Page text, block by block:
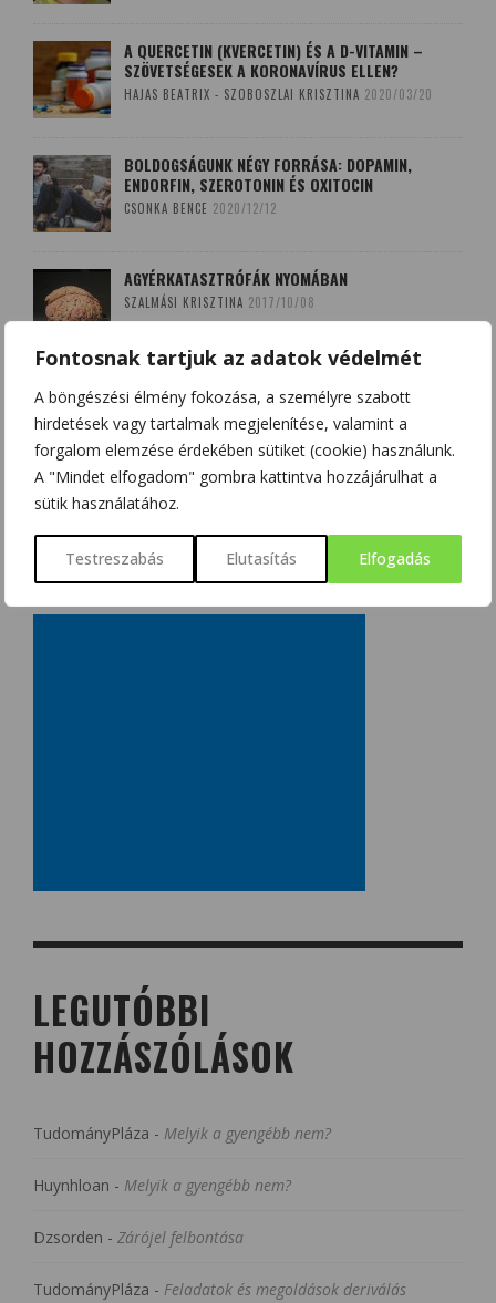
Fontosnak tartjuk az adatok védelmét
A böngészési élmény fokozása, a személyre szabott
hirdetések vagy tartalmak megjelenítése, valamint a
forgalom elemzése érdekében sütiket (cookie) használunk.
A "Mindet elfogadom" gombra kattintva hozzájárulhat a
sütik használatához.
Testreszabás Elutasítás Elfogadás
A QUERCETIN (KVERCETIN) ÉS A D-VITAMIN –
SZÖVETSÉGESEK A KORONAVÍRUS ELLEN?
HAJAS BEATRIX - SZOBOSZLAI KRISZTINA 2020/03/20
BOLDOGSÁGUNK NÉGY FORRÁSA: DOPAMIN,
ENDORFIN, SZEROTONIN ÉS OXITOCIN
CSONKA BENCE 2020/12/12
AGYÉRKATASZTRÓFÁK NYOMÁBAN
SZALMÁSI KRISZTINA 2017/10/08
A LEKOPOGÁS BABONÁJA
SZOBOSZLAI KRISZTINA 2018/03/15
LEGUTÓBBI
HOZZÁSZÓLÁSOK
TudományPláza - Melyik a gyengébb nem?
Huynhloan - Melyik a gyengébb nem?
Dzsorden - Zárójel felbontása
TudományPláza - Feladatok és megoldások deriválás